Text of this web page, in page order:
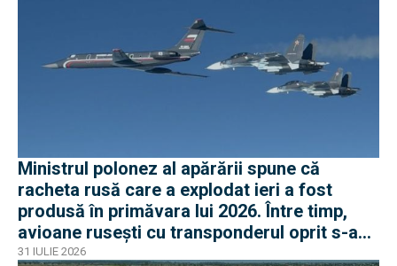
Ministrul polonez al apărării spune că
racheta rusă care a explodat ieri a fost
produsă în primăvara lui 2026. Între timp,
avioane rusești cu transponderul oprit s-au
apropiat de frontiera Poloniei
31 IULIE 2026